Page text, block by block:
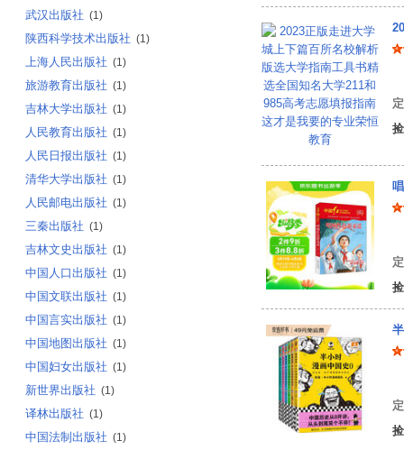
武汉出版社 (1)
陕西科学技术出版社 (1)
上海人民出版社 (1)
旅游教育出版社 (1)
吉林大学出版社 (1)
人民教育出版社 (1)
人民日报出版社 (1)
清华大学出版社 (1)
人民邮电出版社 (1)
三秦出版社 (1)
吉林文史出版社 (1)
中国人口出版社 (1)
中国文联出版社 (1)
中国言实出版社 (1)
中国地图出版社 (1)
中国妇女出版社 (1)
新世界出版社 (1)
译林出版社 (1)
中国法制出版社 (1)